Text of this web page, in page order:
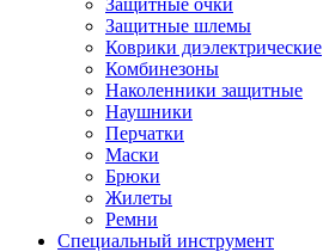
Защитные очки
Защитные шлемы
Коврики диэлектрические
Комбинезоны
Наколенники защитные
Наушники
Перчатки
Маски
Брюки
Жилеты
Ремни
Специальный инструмент